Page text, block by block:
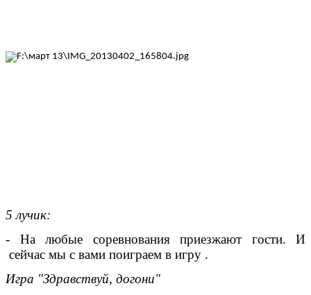
5 лучик:
- На любые соревнования приезжают гости. И
сейчас мы с вами поиграем в игру .
Игра "Здравствуй, догони"